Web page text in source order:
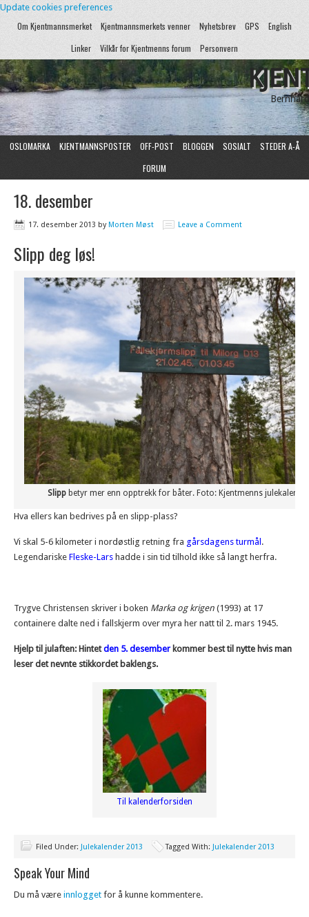
Update cookies preferences
Om Kjentmannsmerket Kjentmannsmerkets venner Nyhetsbrev GPS
English
Linker
Vilkår for Kjentmenns forum Personvern
OSLOMARKA KJENTMANNSPOSTER OFF-POST BLOGGEN SOSIALT
STEDER A-Å
FORUM
18. desember
17. desember 2013 byMorten Møst Leave a Comment
Slipp deg løs!
Slippbetyr mer enn opptrekk for båter. Foto: Kjentmenns
Hva ellers kan bedrives på en slipp-plass?
Vi skal 5-6 kilometer i nordøstlig retning fra gårsdagens turmål .
Legendariske Fleske-Lars hadde i sin tid tilhold ikke så langt herfra.
Trygve Christensen skriver i boken Marka og krigen (1993) at 17
containere dalte ned i fallskjerm over myra her natt til 2. mars 1945.
Hjelp til julaften: Hintetden 5. desember kommer best til nytte hvis man
leser det nevnte stikkordet baklengs.
Til kalenderforsiden
Filed Under: Julekalender 2013 Tagged With: Julekalender 2013
Speak Your Mind
Du må være innlogget for å kunne kommentere.